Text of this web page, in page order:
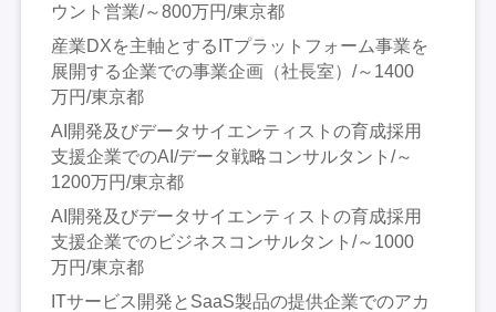
ウント営業/～800万円/東京都
産業DXを主軸とするITプラットフォーム事業を
展開する企業での事業企画（社長室）/～1400
万円/東京都
AI開発及びデータサイエンティストの育成採用
支援企業でのAI/データ戦略コンサルタント/～
1200万円/東京都
AI開発及びデータサイエンティストの育成採用
支援企業でのビジネスコンサルタント/～1000
万円/東京都
ITサービス開発とSaaS製品の提供企業でのアカ